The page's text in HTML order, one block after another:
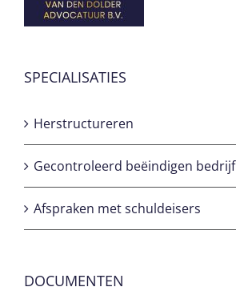
SPECIALISATIES
Herstructureren
Gecontroleerd beëindigen bedrijf
Afspraken met schuldeisers
DOCUMENTEN